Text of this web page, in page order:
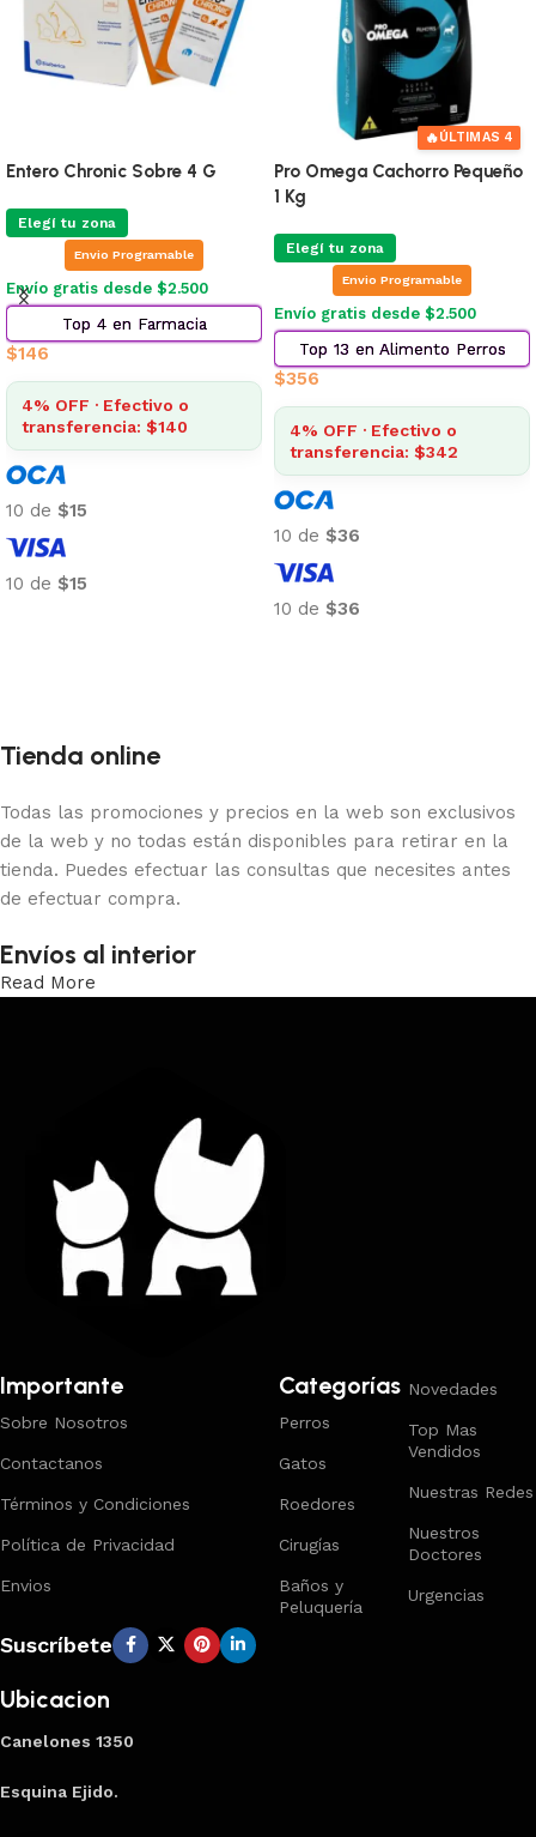
Entero Chronic Sobre 4 G
Elegí tu zona
Envio Programable
Envío gratis desde $2.500
Top 4 en Farmacia
$146
4% OFF · Efectivo o
transferencia: $140
10 de $15
10 de $15
🔥ÚLTIMAS 4
Pro Omega Cachorro Pequeño
1 Kg
Elegí tu zona
Envio Programable
Envío gratis desde $2.500
Top 13 en Alimento Perros
$356
4% OFF · Efectivo o
transferencia: $342
10 de $36
10 de $36
Tienda online
Todas las promociones y precios en la web son exclusivos
de la web y no todas están disponibles para retirar en la
tienda. Puedes efectuar las consultas que necesites antes
de efectuar compra.
Envíos al interior
Read More
Importante
Sobre Nosotros
Contactanos
Términos y Condiciones
Política de Privacidad
Envios
Categorías
Perros
Gatos
Roedores
Cirugías
Baños y
Peluquería
Novedades
Top Mas
Vendidos
Nuestras Redes
Nuestros
Doctores
Urgencias
Suscríbete
Ubicacion
Canelones 1350
Esquina Ejido.